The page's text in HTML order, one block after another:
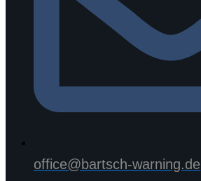
office@bartsch-warning.de